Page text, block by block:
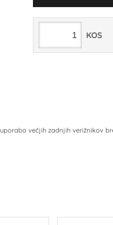
KOS
večjih zadnjih verižnikov